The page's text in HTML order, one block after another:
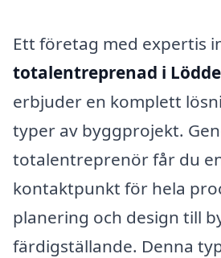
Ett företag med expertis
totalentreprenad i
erbjuder en komplett
typer av byggprojekt.
totalentreprenör får du
kontaktpunkt för hela
planering och design till
färdigställande. Denna